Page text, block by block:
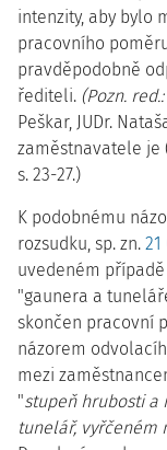
intenzity, aby bylo
pracovního
pravděpodobně
řediteli. (Pozn.
Peškar, JUDr.
zaměstnavatele je
s. 23-27.)
K podobnému
rozsudku, sp. zn. 21
uvedeném
"gaunera a
skončen pracovní
názorem
mezi
"stupeň hrubosti a
tunelář, vyřčeném